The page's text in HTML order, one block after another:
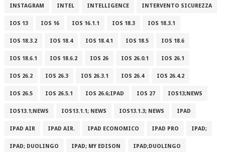
INSTAGRAM INTEL INTELLIGENCE INTERVENTO SICUREZZA
IOS 13 IOS 16 IOS 16.1.1 IOS 18.3 IOS 18.3.1
IOS 18.3.2 IOS 18.4 IOS 18.4.1 IOS 18.5 IOS 18.6
IOS 18.6.1 IOS 18.6.2 IOS 26 IOS 26.0.1 IOS 26.1
IOS 26.2 IOS 26.3 IOS 26.3.1 IOS 26.4 IOS 26.4.2
IOS 26.5 IOS 26.5.1 IOS 26.6;IPAD IOS 27 IOS13;NEWS
IOS13.1;NEWS IOS13.1.1; NEWS IOS13.1.3; NEWS IPAD
IPAD AIR IPAD AIR. IPAD ECONOMICO IPAD PRO IPAD;
IPAD; DUOLINGO IPAD; MY EDISON IPAD;DUOLINGO